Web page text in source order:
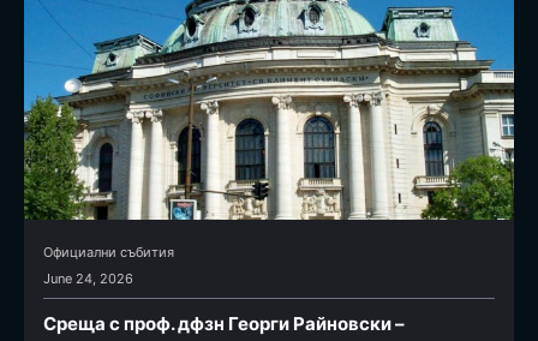
Официални събития
June 24, 2026
Среща с проф. дфзн Георги Райновски –